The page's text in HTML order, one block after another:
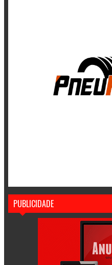
PUBLICIDADE